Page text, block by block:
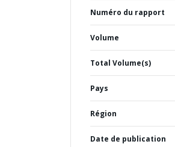
Numéro du rapport
Volume
Total Volume(s)
Pays
Région
Date de publication